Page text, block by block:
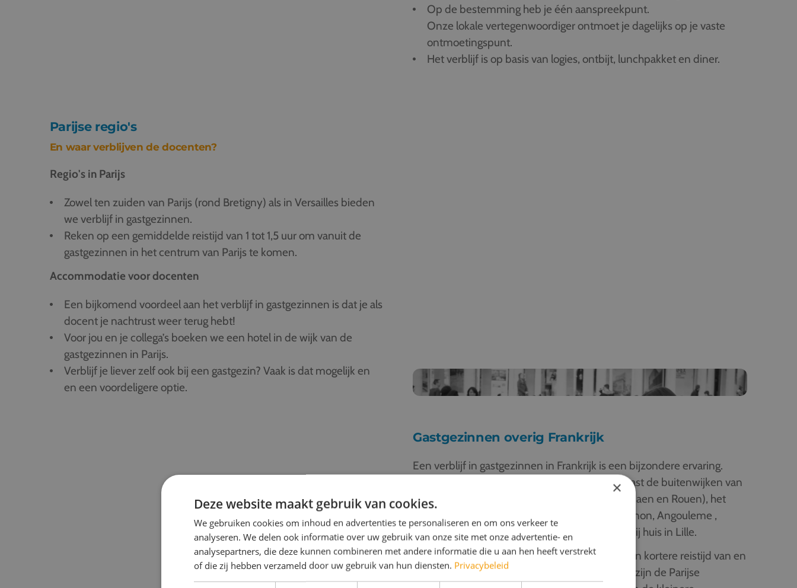
Op de bestemming heb je één aanspreekpunt.
Onze lokale vertegenwoordiger ontmoet je dagelijks op je vaste
ontmoetingspunt.
Het verblijf is op basis van logies, ontbijt, lunchpakket en diner.
Parijse regio's
En waar verblijven de docenten?
Regio's in Parijs
Zowel ten zuiden van Parijs (rond Bretigny) als in Versailles bieden
we verblijf in gastgezinnen.
Reken op een gemiddelde reistijd van 1 tot 1,5 uur om vanuit de
gastgezinnen in het centrum van Parijs te komen.
Accommodatie voor docenten
Een bijkomend voordeel aan het verblijf in gastgezinnen is dat je als
docent je nachtrust weer terug hebt!
Voor jou en je collega’s boeken we een hotel in de wijk van de
gastgezinnen in Parijs.
Verblijf je liever zelf ook bij een gastgezin? Vaak is dat mogelijk en
en een voordeligere optie.
Gastgezinnen overig Frankrijk
Een verblijf in gastgezinnen in Frankrijk is een bijzondere ervaring.
Gegarandeerd een herinnering die bij blijft. Naast de buitenwijken van
Parijs bieden we gastgezinnen in Normandië (Caen en Rouen), het
zuiden van Frankrijk (Nice en Montpellier), Avignon, Angouleme ,
Tours, Nantes en Chartres aan. Of lekker dichtbij huis in Lille.
Voordeel van verblijf in de kleinere steden is een kortere reistijd van en
naar de stad vanaf de gastgezinnen. Daarnaast zijn de Parijse
×
Deze website maakt gebruik van cookies.
We gebruiken cookies om inhoud en advertenties te personaliseren en om ons verkeer te
analyseren. We delen ook informatie over uw gebruik van onze site met onze advertentie- en
analysepartners, die deze kunnen combineren met andere informatie die u aan hen heeft verstrekt
of die zij hebben verzameld door uw gebruik van hun diensten. Privacybeleid